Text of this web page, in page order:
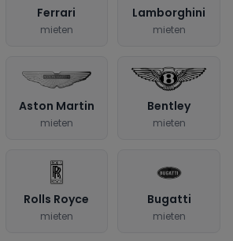
Ferrari
mieten
Lamborghini
mieten
Aston Martin
mieten
Bentley
mieten
Rolls Royce
mieten
Bugatti
mieten